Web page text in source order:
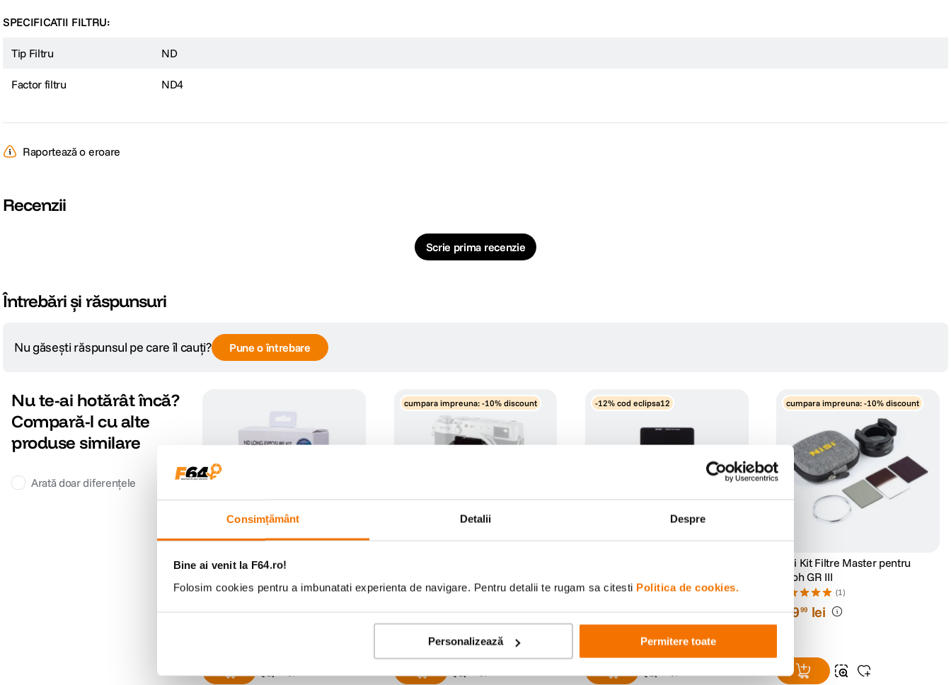
Consimțământ Detalii Despre
Bine ai venit la F64.ro!
Folosim cookies pentru a imbunatati experienta de navigare. Pentru detalii te rugam sa citesti Politica de cookies.
Personalizează Permitere toate
SPECIFICATII FILTRU:
Tip Filtru ND
Factor filtru ND4
Raportează o eroare
Recenzii
Scrie prima recenzie
Întrebări și răspunsuri
Nu găsești răspunsul pe care îl cauți? Pune o întrebare
Nu te-ai hotărât încă?
Compară-l cu alte
produse similare
Arată doar diferențele
NiSi IRND Long Exposure Kit
(0)
1.459 lei
cumpara impreuna: -10% discount
(0)
339 lei
-12% cod eclipsa12
Telefon
(0)
129 lei
cumpara impreuna: -10% discount
NiSi Kit Filtre Master pentru
Ricoh GR III
(1)
49999 lei